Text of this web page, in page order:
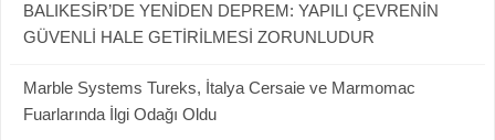
BALIKESİR’DE YENİDEN DEPREM: YAPILI ÇEVRENİN
GÜVENLİ HALE GETİRİLMESİ ZORUNLUDUR
Marble Systems Tureks, İtalya Cersaie ve Marmomac
Fuarlarında İlgi Odağı Oldu